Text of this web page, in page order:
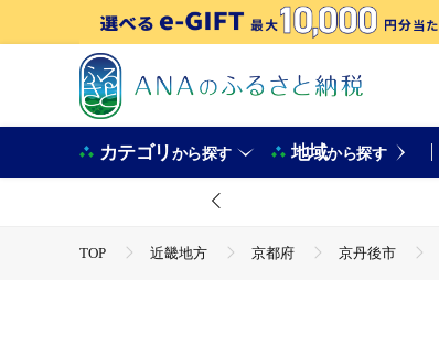
カテゴリから探す 地域から探す
TOP 近畿地方 京都府 京丹後市